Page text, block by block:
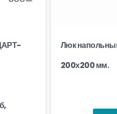
Люк
200х200 мм.